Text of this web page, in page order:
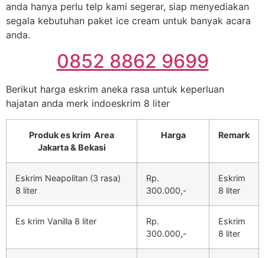
anda hanya perlu telp kami segerar, siap menyediakan
segala kebutuhan paket ice cream untuk banyak acara
anda.
0852 8862 9699
Berikut harga eskrim aneka rasa untuk keperluan
hajatan anda merk indoeskrim 8 liter
Produk es krim Area
Jakarta & Bekasi
Harga Remark
Eskrim Neapolitan (3 rasa)
8 liter
Rp.
300.000,-
Eskrim
8 liter
Es krim Vanilla 8 liter
Rp.
300.000,-
Eskrim
8 liter